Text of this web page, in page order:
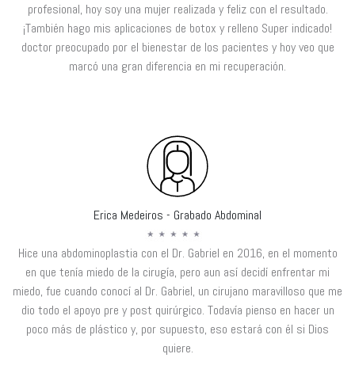
profesional, hoy soy una mujer realizada y feliz con el resultado.
¡También hago mis aplicaciones de botox y relleno Super indicado!
doctor preocupado por el bienestar de los pacientes y hoy veo que
marcó una gran diferencia en mi recuperación.
Erica Medeiros - Grabado Abdominal
Hice una abdominoplastia con el Dr. Gabriel en 2016, en el momento
en que tenía miedo de la cirugía, pero aun así decidí enfrentar mi
miedo, fue cuando conocí al Dr. Gabriel, un cirujano maravilloso que me
dio todo el apoyo pre y post quirúrgico. Todavía pienso en hacer un
poco más de plástico y, por supuesto, eso estará con él si Dios
quiere.